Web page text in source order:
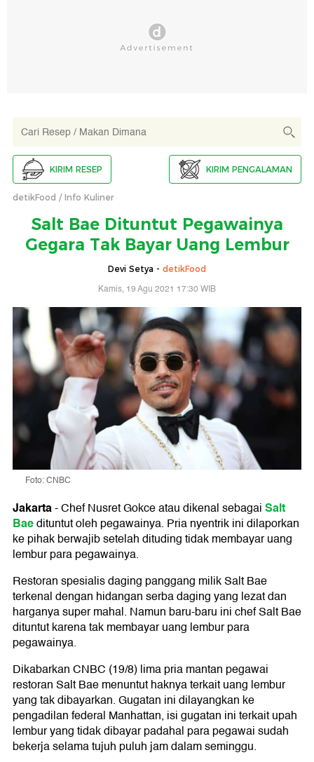
KIRIM RESEP KIRIM PENGALAMAN
detikFood Info Kuliner
Salt Bae Dituntut Pegawainya
Gegara Tak Bayar Uang Lembur
Devi Setya - detikFood
Kamis, 19 Agu 2021 17:30 WIB
Foto: CNBC
Jakarta-Chef Nusret Gokce atau dikenal sebagaiSalt
Baedituntut oleh pegawainya. Pria nyentrik ini dilaporkan
ke pihak berwajib setelah dituding tidak membayar uang
lembur para pegawainya.
Restoran spesialis daging panggang milik Salt Bae
terkenal dengan hidangan serba daging yang lezat dan
harganya super mahal. Namun baru-baru ini chef Salt Bae
dituntut karena tak membayar uang lembur para
pegawainya.
Dikabarkan CNBC (19/8) lima pria mantan pegawai
restoran Salt Bae menuntut haknya terkait uang lembur
yang tak dibayarkan. Gugatan ini dilayangkan ke
pengadilan federal Manhattan, isi gugatan ini terkait upah
lembur yang tidak dibayar padahal para pegawai sudah
bekerja selama tujuh puluh jam dalam seminggu.